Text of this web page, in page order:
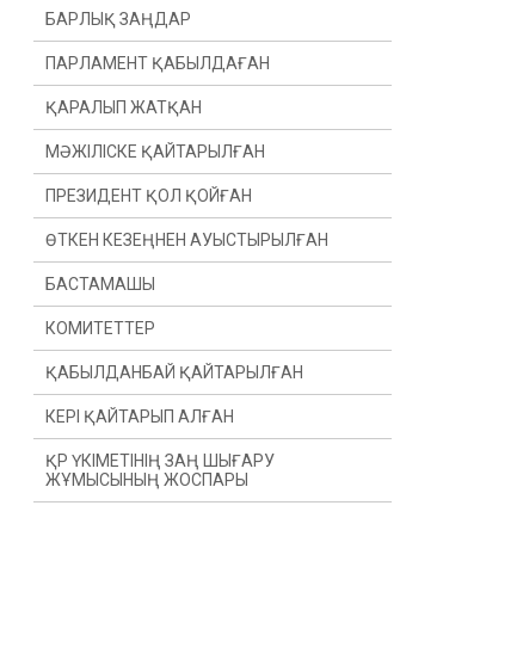
БАРЛЫҚ ЗАҢДАР
ПАРЛАМЕНТ ҚАБЫЛДАҒАН
ҚАРАЛЫП ЖАТҚАН
МӘЖІЛІСКЕ ҚАЙТАРЫЛҒАН
ПРЕЗИДЕНТ ҚОЛ ҚОЙҒАН
ӨТКЕН КЕЗЕҢНЕН АУЫСТЫРЫЛҒАН
ӨТКЕН ЖЫЛДАН
ӨТКЕН СЕССИЯДАН
БАСТАМАШЫ
ПРЕЗИДЕНТ
ДЕПУТАТ(Ы)
ҮКІМЕТ
КОМИТЕТТЕР
КОНСТИТУЦИЯЛЫҚ ЗАҢНАМА, СОТ
ЖҮЙЕСІ ЖӘНЕ ҚҰҚЫҚ ҚОРҒАУ
ОРГАНДАРЫ КОМИТЕТІ
ҚАРЖЫ ЖӘНЕ БЮДЖЕТ КОМИТЕТІ
ХАЛЫҚАРАЛЫҚ ҚАТЫНАСТАР,
ҚАБЫЛДАНБАЙ ҚАЙТАРЫЛҒАН
КЕРІ ҚАЙТАРЫП АЛҒАН
ҚР ҮКІМЕТІНІҢ ЗАҢ ШЫҒАРУ
ЖҰМЫСЫНЫҢ ЖОСПАРЫ